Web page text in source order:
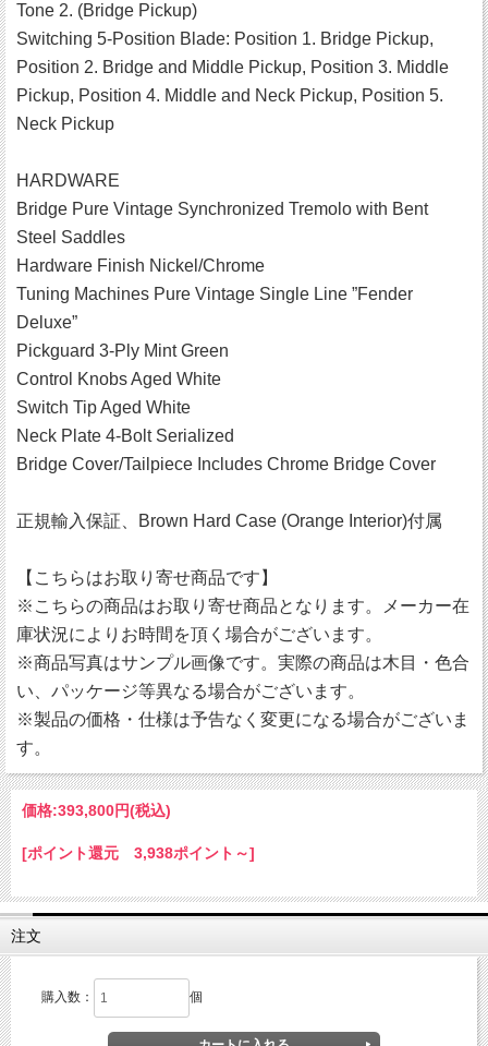
Tone 2. (Bridge Pickup)
Switching 5-Position Blade: Position 1. Bridge Pickup,
Position 2. Bridge and Middle Pickup, Position 3. Middle
Pickup, Position 4. Middle and Neck Pickup, Position 5.
Neck Pickup
HARDWARE
Bridge Pure Vintage Synchronized Tremolo with Bent
Steel Saddles
Hardware Finish Nickel/Chrome
Tuning Machines Pure Vintage Single Line ”Fender
Deluxe”
Pickguard 3-Ply Mint Green
Control Knobs Aged White
Switch Tip Aged White
Neck Plate 4-Bolt Serialized
Bridge Cover/Tailpiece Includes Chrome Bridge Cover
正規輸入保証、Brown Hard Case (Orange Interior)付属
【こちらはお取り寄せ商品です】
※こちらの商品はお取り寄せ商品となります。メーカー在
庫状況によりお時間を頂く場合がございます。
※商品写真はサンプル画像です。実際の商品は木目・色合
い、パッケージ等異なる場合がございます。
※製品の価格・仕様は予告なく変更になる場合がございま
す。
価格:393,800円(税込)
[ポイント還元 3,938ポイント～]
注文
購入数： 個